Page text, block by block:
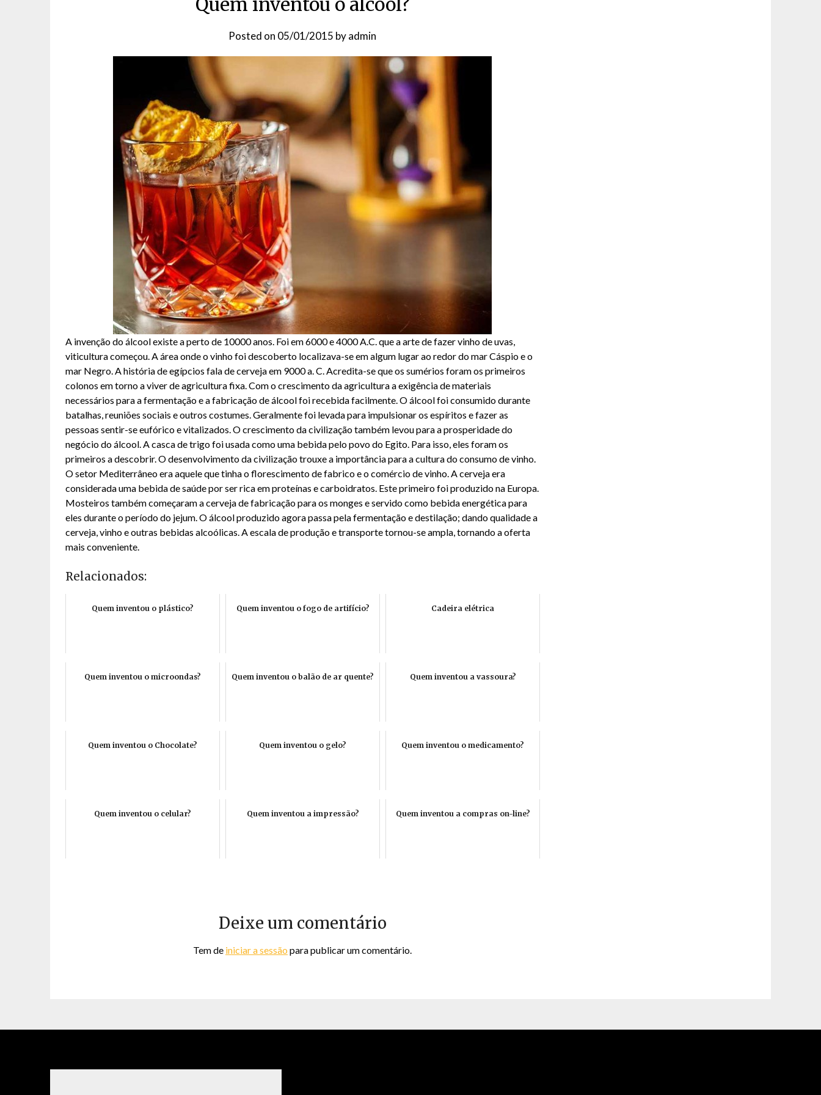
Posted on 05/01/2015 byadmin
A invenção do álcool existe a perto de 10000 anos. Foi em 6000 e 4000 A.C. que a arte de fazer vinho de uvas,
viticultura começou. A área onde o vinho foi descoberto localizava-se em algum lugar ao redor do mar Cáspio e o
mar Negro. A história de egípcios fala de cerveja em 9000 a. C. Acredita-se que os sumérios foram os primeiros
colonos em torno a viver de agricultura fixa. Com o crescimento da agricultura a exigência de materiais
necessários para a fermentação e a fabricação de álcool foi recebida facilmente. O álcool foi consumido durante
batalhas, reuniões sociais e outros costumes. Geralmente foi levada para impulsionar os espíritos e fazer as
pessoas sentir-se eufórico e vitalizados. O crescimento da civilização também levou para a prosperidade do
negócio do álcool. A casca de trigo foi usada como uma bebida pelo povo do Egito. Para isso, eles foram os
primeiros a descobrir. O desenvolvimento da civilização trouxe a importância para a cultura do consumo de vinho.
O setor Mediterrâneo era aquele que tinha o florescimento de fabrico e o comércio de vinho. A cerveja era
considerada uma bebida de saúde por ser rica em proteínas e carboidratos. Este primeiro foi produzido na Europa.
Mosteiros também começaram a cerveja de fabricação para os monges e servido como bebida energética para
eles durante o período do jejum. O álcool produzido agora passa pela fermentação e destilação; dando qualidade a
cerveja, vinho e outras bebidas alcoólicas. A escala de produção e transporte tornou-se ampla, tornando a oferta
mais conveniente.
Relacionados:
Quem inventou o plástico? Quem inventou o fogo de artifício? Cadeira elétrica
Quem inventou o microondas? Quem inventou o balão de ar quente? Quem inventou a vassoura?
Quem inventou o Chocolate? Quem inventou o gelo? Quem inventou o medicamento?
Quem inventou o celular? Quem inventou a impressão? Quem inventou a compras on-line?
Deixe um comentário
Tem de iniciar a sessão para publicar um comentário.